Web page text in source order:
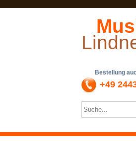
Bestellung auch
+49